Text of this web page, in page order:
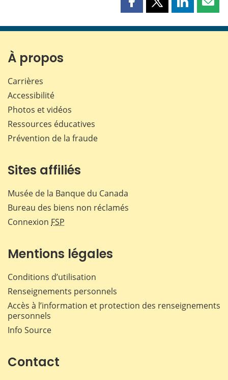
Partager
page
Partager
page
Partager
page page
À propos
Carrières
Accessibilité
Photos et vidéos
Ressources éducatives
Prévention de la fraude
Sites affiliés
Musée de la Banque du Canada
Bureau des biens non réclamés
Connexion FSP
Mentions légales
Conditions d’utilisation
Renseignements personnels
Accès à l’information et protection des renseignements
personnels
Info Source
Contact